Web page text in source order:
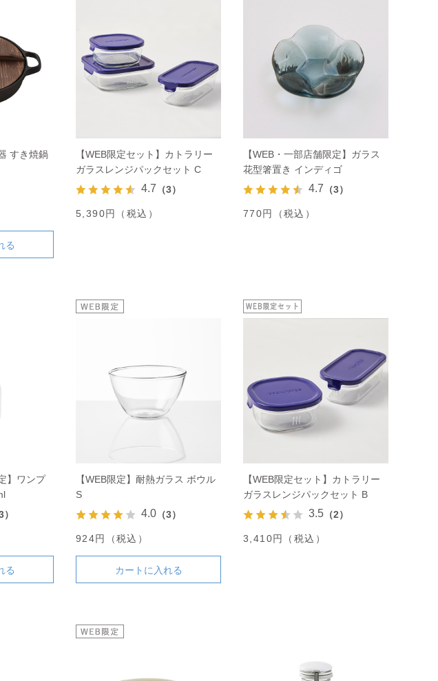
すき焼鍋
る
【WEB限定セット】カトラリー
ガラスレンジパックセット C
4.7 （3）
5,390円（税込）
【WEB・一部店舗限定】ガラス
花型箸置き インディゴ
4.7 （3）
770円（税込）
】ワンプ
）
る
【WEB限定】耐熱ガラス ボウル
S
4.0 （3）
924円（税込）
カートに入れる
【WEB限定セット】カトラリー
ガラスレンジパックセット B
3.5 （2）
3,410円（税込）